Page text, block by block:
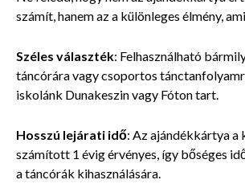
számít, hanem az a különleges élmény,
Széles választék: Felhasználható
táncórára vagy csoportos
iskolánk Dunakeszin vagy Fóton tart.
Hosszú lejárati idő: Az ajándékkártya
számított 1 évig érvényes, így bőséges
a táncórák kihasználására.